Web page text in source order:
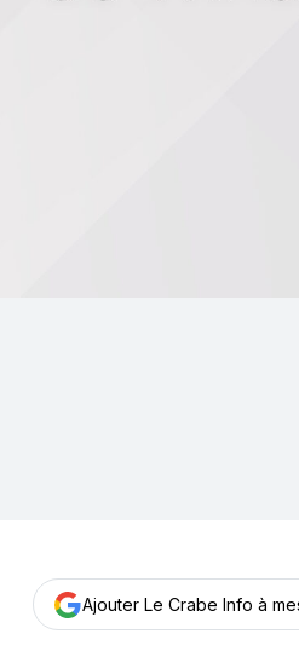
Ajouter Le Crabe Info à